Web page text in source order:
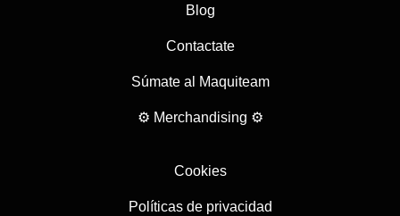
Blog
Contactate
Súmate al Maquiteam
⚙ Merchandising ⚙
Cookies
Políticas de privacidad